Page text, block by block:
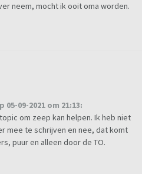
neem, mocht ik ooit oma worden.
09-2021 om 21:13:
om zeep kan helpen. Ik heb niet
mee te schrijven en nee, dat komt
puur en alleen door de TO.